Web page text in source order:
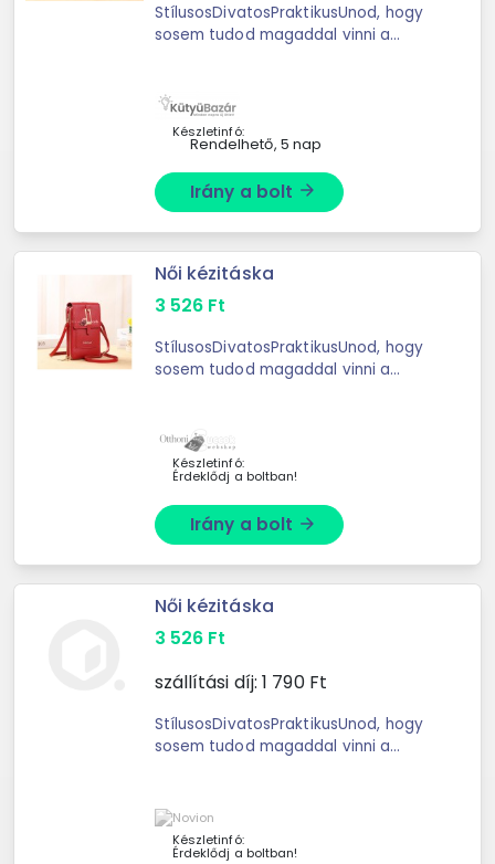
StílusosDivatosPraktikusUnod, hogy
sosem tudod magaddal vinni a
egyszerre funkcionális és divatos ...
Készletinfó:
Rendelhető, 5 nap
Irány a bolt arrow_forward
Női kézitáska
3 526 Ft
StílusosDivatosPraktikusUnod, hogy
sosem tudod magaddal vinni a
Készletinfó:
Érdeklődj a boltban!
Irány a bolt arrow_forward
Női kézitáska
3 526 Ft
szállítási díj: 1 790Ft
StílusosDivatosPraktikusUnod, hogy
sosem tudod magaddal vinni a
Készletinfó:
Érdeklődj a boltban!